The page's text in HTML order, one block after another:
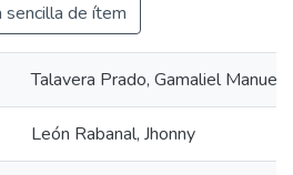
sencilla de ítem
Talavera Prado, Gamaliel Manuel
León Rabanal, Jhonny